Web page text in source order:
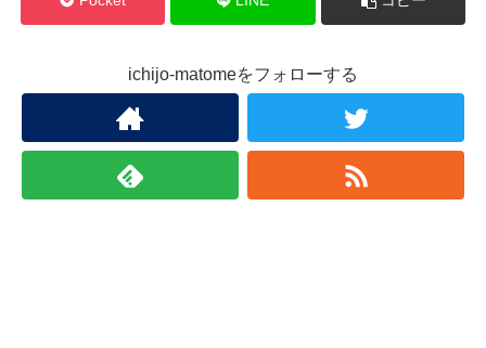
ichijo-matomeをフォローする